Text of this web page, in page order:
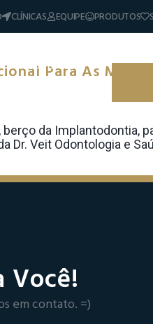
CLÍNICAS EQUIPE PRODUTOS
Sorrisos & Casos
Para As
da Implantodontia,
Veit Odontologia e
Você!
em contato. =)